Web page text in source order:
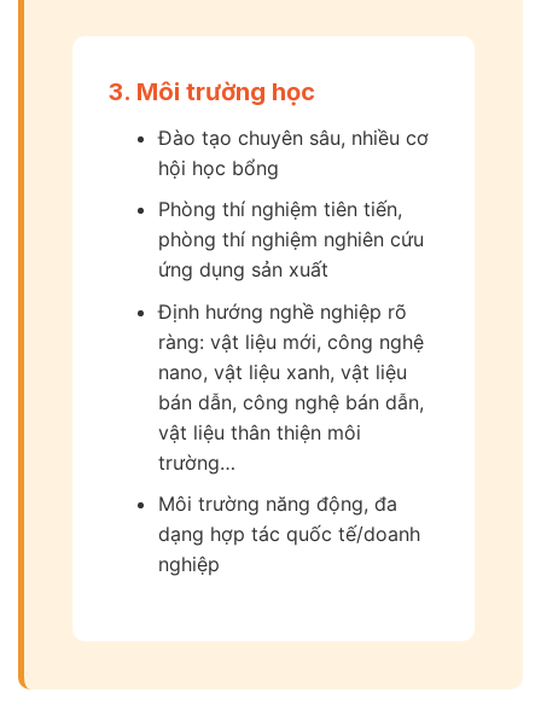
3. Môi trường học
Đào tạo chuyên sâu, nhiều cơ
hội học bổng
Phòng thí nghiệm tiên tiến,
phòng thí nghiệm nghiên cứu
ứng dụng sản xuất
Định hướng nghề nghiệp rõ
ràng: vật liệu mới, công nghệ
nano, vật liệu xanh, vật liệu
bán dẫn, công nghệ bán dẫn,
vật liệu thân thiện môi
trường…
Môi trường năng động, đa
dạng hợp tác quốc tế/doanh
nghiệp